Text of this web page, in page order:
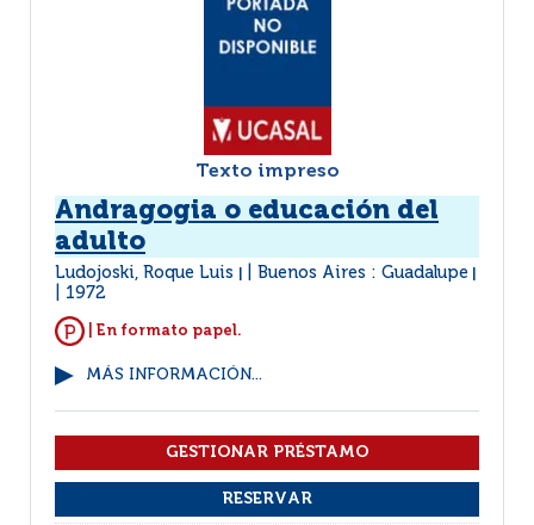
Texto impreso
Andragogia o educación del
adulto
Ludojoski, Roque Luis Buenos Aires : Guadalupe
1972
| En formato papel.
MÁS INFORMACIÓN...